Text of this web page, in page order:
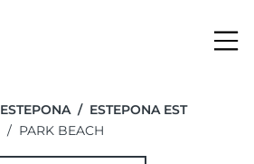
ESTEPONA
ESTEPONA EST
PARK BEACH